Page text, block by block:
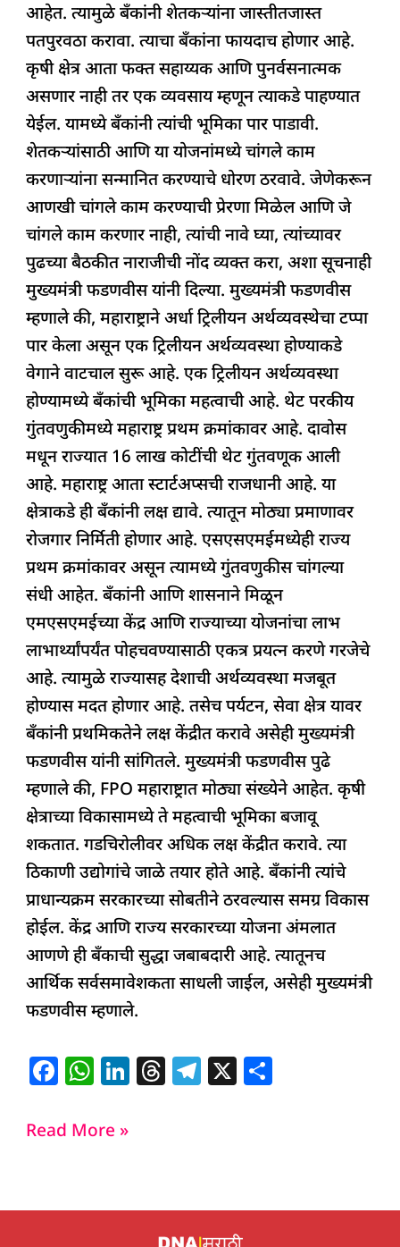
आहेत. त्यामुळे बँकांनी शेतकऱ्यांना जास्तीतजास्त
पतपुरवठा करावा. त्याचा बँकांना फायदाच होणार आहे.
कृषी क्षेत्र आता फक्त सहाय्यक आणि पुनर्वसनात्मक
असणार नाही तर एक व्यवसाय म्हणून त्याकडे पाहण्यात
येईल. यामध्ये बँकांनी त्यांची भूमिका पार पाडावी.
शेतकऱ्यांसाठी आणि या योजनांमध्ये चांगले काम
करणाऱ्यांना सन्मानित करण्याचे धोरण ठरवावे. जेणेकरून
आणखी चांगले काम करण्याची प्रेरणा मिळेल आणि जे
चांगले काम करणार नाही, त्यांची नावे घ्या, त्यांच्यावर
पुढच्या बैठकीत नाराजीची नोंद व्यक्त करा, अशा सूचनाही
मुख्यमंत्री फडणवीस यांनी दिल्या. मुख्यमंत्री फडणवीस
म्हणाले की, महाराष्ट्राने अर्धा ट्रिलीयन अर्थव्यवस्थेचा टप्पा
पार केला असून एक ट्रिलीयन अर्थव्यवस्था होण्याकडे
वेगाने वाटचाल सुरू आहे. एक ट्रिलीयन अर्थव्यवस्था
होण्यामध्ये बँकांची भूमिका महत्वाची आहे. थेट परकीय
गुंतवणुकीमध्ये महाराष्ट्र प्रथम क्रमांकावर आहे. दावोस
मधून राज्यात 16 लाख कोटींची थेट गुंतवणूक आली
आहे. महाराष्ट्र आता स्टार्टअप्सची राजधानी आहे. या
क्षेत्राकडे ही बँकांनी लक्ष द्यावे. त्यातून मोठ्या प्रमाणावर
रोजगार निर्मिती होणार आहे. एसएसएमईमध्येही राज्य
प्रथम क्रमांकावर असून त्यामध्ये गुंतवणुकीस चांगल्या
संधी आहेत. बँकांनी आणि शासनाने मिळून
एमएसएमईच्या केंद्र आणि राज्याच्या योजनांचा लाभ
लाभार्थ्यांपर्यंत पोहचवण्यासाठी एकत्र प्रयत्न करणे गरजेचे
आहे. त्यामुळे राज्यासह देशाची अर्थव्यवस्था मजबूत
होण्यास मदत होणार आहे. तसेच पर्यटन, सेवा क्षेत्र यावर
बँकांनी प्रथमिकतेने लक्ष केंद्रीत करावे असेही मुख्यमंत्री
फडणवीस यांनी सांगितले. मुख्यमंत्री फडणवीस पुढे
म्हणाले की, FPO महाराष्ट्रात मोठ्या संख्येने आहेत. कृषी
क्षेत्राच्या विकासामध्ये ते महत्वाची भूमिका बजावू
शकतात. गडचिरोलीवर अधिक लक्ष केंद्रीत करावे. त्या
ठिकाणी उद्योगांचे जाळे तयार होते आहे. बँकांनी त्यांचे
प्राधान्यक्रम सरकारच्या सोबतीने ठरवल्यास समग्र विकास
होईल. केंद्र आणि राज्य सरकारच्या योजना अंमलात
आणणे ही बँकाची सुद्धा जबाबदारी आहे. त्यातूनच
आर्थिक सर्वसमावेशकता साधली जाईल, असेही मुख्यमंत्री
फडणवीस म्हणाले.
F
c
o
W
at
p
Li
n
T
s
T
m
X
Read More »